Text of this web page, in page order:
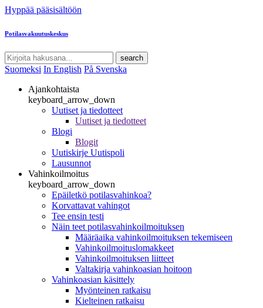
Hyppää pääsisältöön
Potilasvakuutuskeskus
search
Suomeksi In English På Svenska
Ajankohtaista
keyboard_arrow_down
Uutiset ja tiedotteet
Uutiset ja tiedotteet
Blogi
Blogit
Uutiskirje Uutispoli
Lausunnot
Vahinkoilmoitus
keyboard_arrow_down
Epäiletkö potilasvahinkoa?
Korvattavat vahingot
Tee ensin testi
Näin teet potilasvahinkoilmoituksen
Määräaika vahinkoilmoituksen tekemiseen
Vahinkoilmoituslomakkeet
Vahinkoilmoituksen liitteet
Valtakirja vahinkoasian hoitoon
Vahinkoasian käsittely
Myönteinen ratkaisu
Kielteinen ratkaisu